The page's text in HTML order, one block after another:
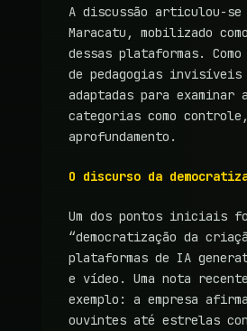
A discussão articulou-se
Maracatu, mobilizado
dessas plataformas.
de pedagogias
adaptadas para
categorias como
aprofundamento.
O discurso da
Um dos pontos iniciais
“democratização da
plataformas de IA
e vídeo. Uma nota
exemplo: a empresa
ouvintes até estrelas